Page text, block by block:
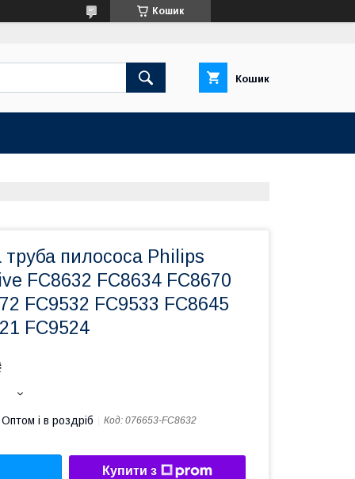
Кошик
Кошик
труба пилососа Philips
FC8632 FC8634 FC8670
FC9532 FC9533 FC8645
FC9524
Оптом і в роздріб Код: 076653-FC8632
Купити з